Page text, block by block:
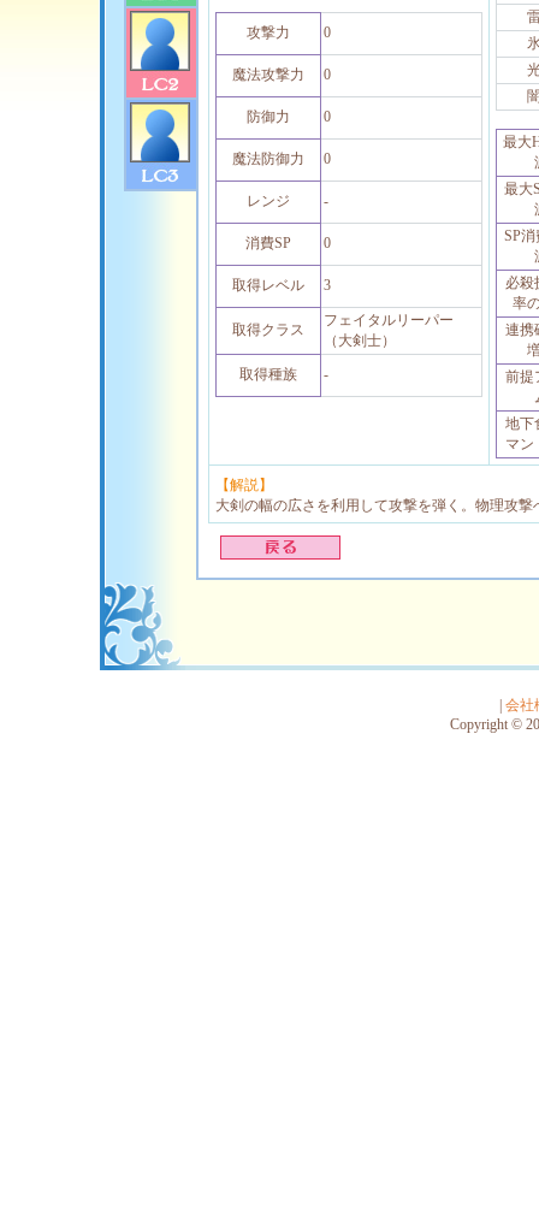
攻撃力 0
魔法攻撃力 0
防御力 0
魔法防御力 0
レンジ -
消費SP 0
取得レベル 3
取得クラス
フェイタルリーパー
（大剣士）
取得種族
-
最大
最大
SP
必殺
率
連携
前提
地下
マン
【解説】
大剣の幅の広さを利用して攻撃を弾く。物理攻撃
会社
Copyright ©